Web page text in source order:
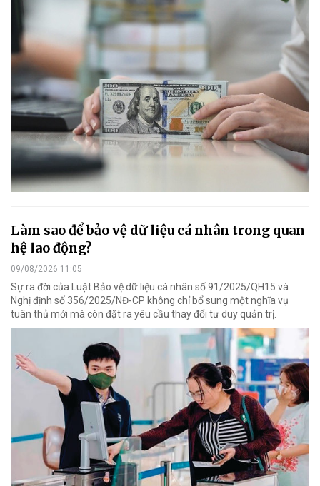
Làm sao để bảo vệ dữ liệu cá nhân trong quan
hệ lao động?
09/08/2026 11:05
Sự ra đời của Luật Bảo vệ dữ liệu cá nhân số 91/2025/QH15 và
Nghị định số 356/2025/NĐ-CP không chỉ bổ sung một nghĩa vụ
tuân thủ mới mà còn đặt ra yêu cầu thay đổi tư duy quản trị.